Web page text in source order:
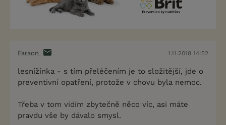
Faraon 1.11.2018 14:52
lesnížínka - s tím přeléčením je to složitější, jde o
preventivní opatření, protože v chovu byla nemoc.
Třeba v tom vidím zbytečně něco víc, asi máte
pravdu vše by dávalo smysl.